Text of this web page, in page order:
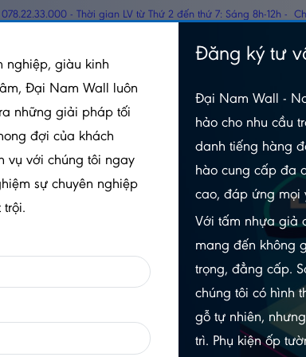
078.22.33.000 - Thời gian LV từ Thứ 2 đến thứ 7: Sáng 8h-12h -
NHIỆT
Bí mật tiết kiệm triệu đô cho không gian sang trọng ít ai ngờ!
không gian sang trọng ít ai ngờ!
Xem nhanh
sang trọng ít ai ngờ!
gian sang trọng tiết kiệm?
Đăng ký tư
Đại Nam Wall -
hảo cho nhu cầu
danh tiếng hàng
hào cung cấp đa
cao, đáp ứng mọi
Với tấm nhựa giả
mang đến không
trọng, đẳng cấp.
chúng tôi có hình
gỗ tự nhiên,
trì. Phụ kiện ốp
nghiệp, giàu kinh
Đại Nam Wall luôn
những giải pháp tối
đợi của khách
vụ với chúng tôi ngay
sự chuyên nghiệp